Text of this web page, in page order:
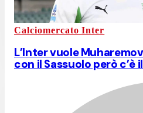
Calciomercato Inter
L’Inter vuole
con il Sassuolo però c’è